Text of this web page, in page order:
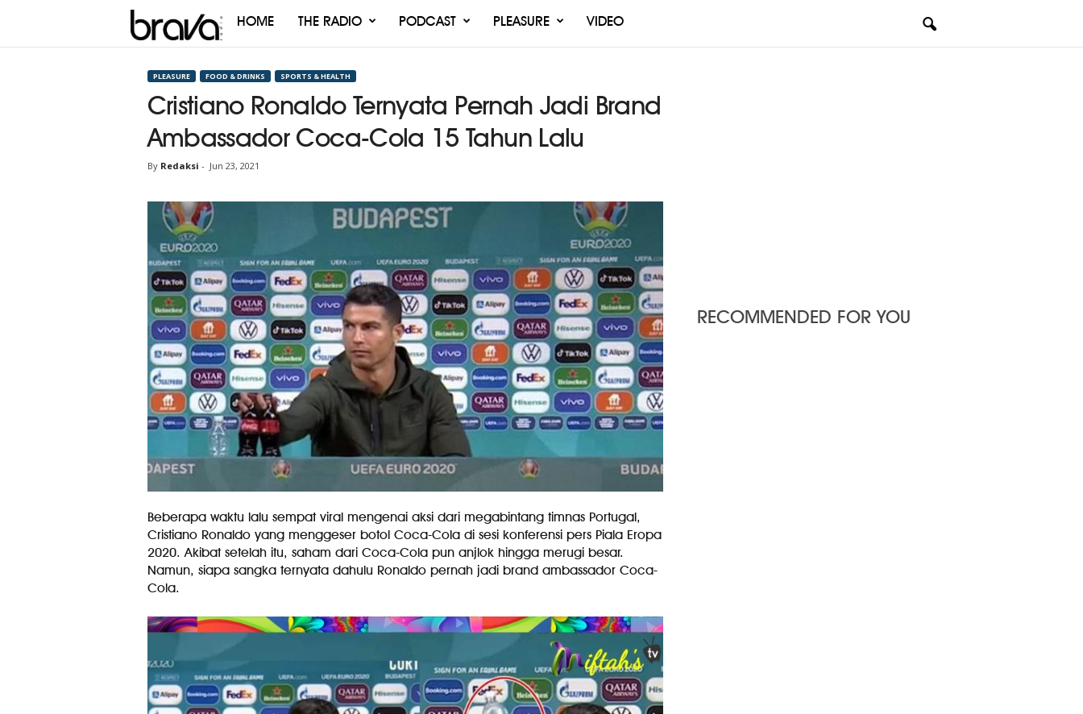
Brava
HOME THE RADIO PODCAST PLEASURE VIDEO
PLEASURE FOOD & DRINKS SPORTS & HEALTH
Cristiano Ronaldo Ternyata Pernah Jadi Brand
Ambassador Coca-Cola 15 Tahun Lalu
By Redaksi - Jun 23, 2021
Beberapa waktu lalu sempat viral mengenai aksi dari megabintang timnas Portugal,
Cristiano Ronaldo yang menggeser botol Coca-Cola di sesi konferensi pers Piala Eropa
2020. Akibat setelah itu, saham dari Coca-Cola pun anjlok hingga merugi besar.
Namun, siapa sangka ternyata dahulu Ronaldo pernah jadi brand ambassador Coca-
Cola.
RECOMMENDED FOR YOU